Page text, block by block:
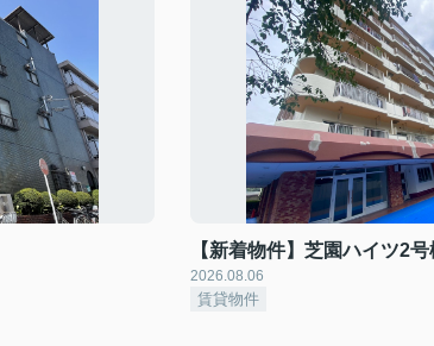
【新着物件】芝園ハイツ2号
2026.08.06
賃貸物件